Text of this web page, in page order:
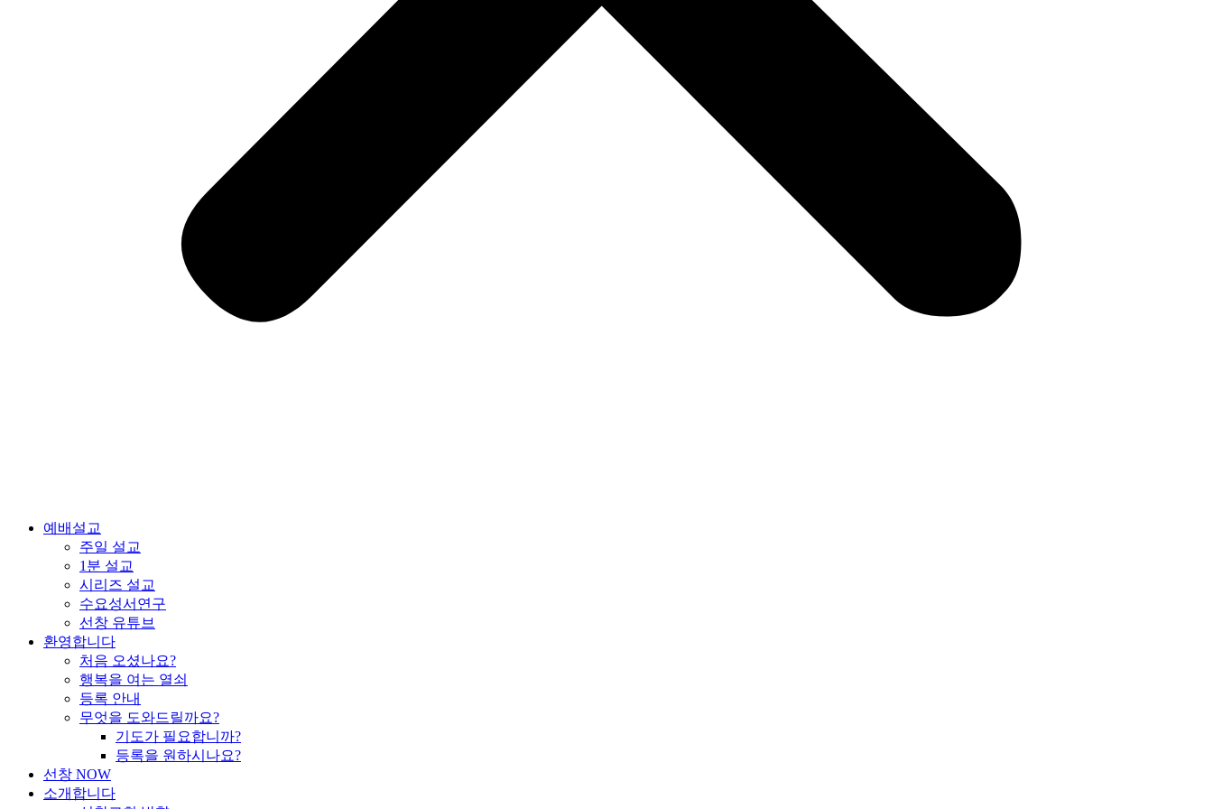
예배설교
주일 설교
1분 설교
시리즈 설교
수요성서연구
선창 유튜브
환영합니다
처음 오셨나요?
행복을 여는 열쇠
등록 안내
무엇을 도와드릴까요?
기도가 필요합니까?
등록을 원하시나요?
선창 NOW
소개합니다